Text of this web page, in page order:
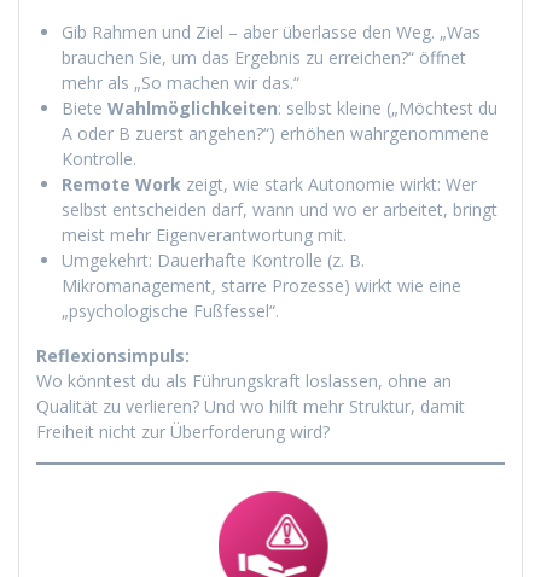
Gib Rahmen und Ziel – aber überlasse den Weg. „Was
brauchen Sie, um das Ergebnis zu erreichen?“ öffnet
mehr als „So machen wir das.“
Biete Wahlmöglichkeiten: selbst kleine („Möchtest du
A oder B zuerst angehen?“) erhöhen wahrgenommene
Kontrolle.
Remote Work zeigt, wie stark Autonomie wirkt: Wer
selbst entscheiden darf, wann und wo er arbeitet, bringt
meist mehr Eigenverantwortung mit.
Umgekehrt: Dauerhafte Kontrolle (z. B.
Mikromanagement, starre Prozesse) wirkt wie eine
„psychologische Fußfessel“.
Reflexionsimpuls:
Wo könntest du als Führungskraft loslassen, ohne an
Qualität zu verlieren? Und wo hilft mehr Struktur, damit
Freiheit nicht zur Überforderung wird?